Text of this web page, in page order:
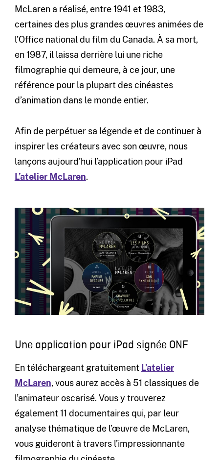
McLaren a réalisé, entre 1941 et 1983,
certaines des plus grandes œuvres animées de
l’Office national du film du Canada. À sa mort,
en 1987, il laissa derrière lui une riche
filmographie qui demeure, à ce jour, une
référence pour la plupart des cinéastes
d’animation dans le monde entier.
Afin de perpétuer sa légende et de continuer à
inspirer les créateurs avec son œuvre, nous
lançons aujourd’hui l’application pour iPad
L’atelier McLaren.
Une application pour iPad signée ONF
En téléchargeant gratuitement L’atelier
McLaren, vous aurez accès à 51 classiques de
l’animateur oscarisé. Vous y trouverez
également 11 documentaires qui, par leur
analyse thématique de l’œuvre de McLaren,
vous guideront à travers l’impressionnante